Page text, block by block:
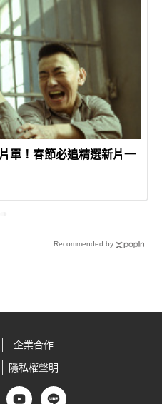
單！春節必追精選新片一
Recommended by
企業合作
隱私權聲明